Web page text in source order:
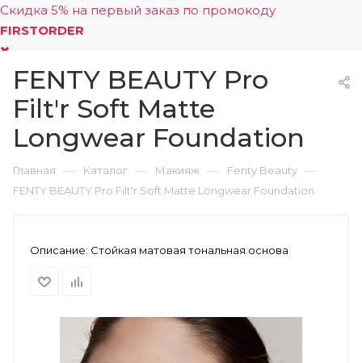
Скидка 5% на первый заказ по промокоду
FIRSTORDER
0
FENTY BEAUTY Pro
Filt'r Soft Matte
Longwear Foundation
Главная — Каталог — Макияж — Fenty Beauty —
FENTY BEAUTY Pro Filt'r Soft Matte Longwear Foundation
Описание: Стойкая матовая тональная основа